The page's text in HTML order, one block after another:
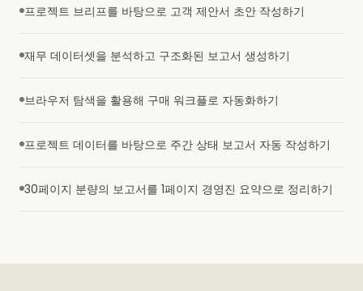
프로젝트 브리프를 바탕으로 고객 제안서 초안 작성하기
재무 데이터셋을 분석하고 구조화된 보고서 생성하기
브라우저 탐색을 활용해 구매 워크플로 자동화하기
프로젝트 데이터를 바탕으로 주간 상태 보고서 자동 작성하기
30페이지 분량의 보고서를 1페이지 경영진 요약으로 정리하기